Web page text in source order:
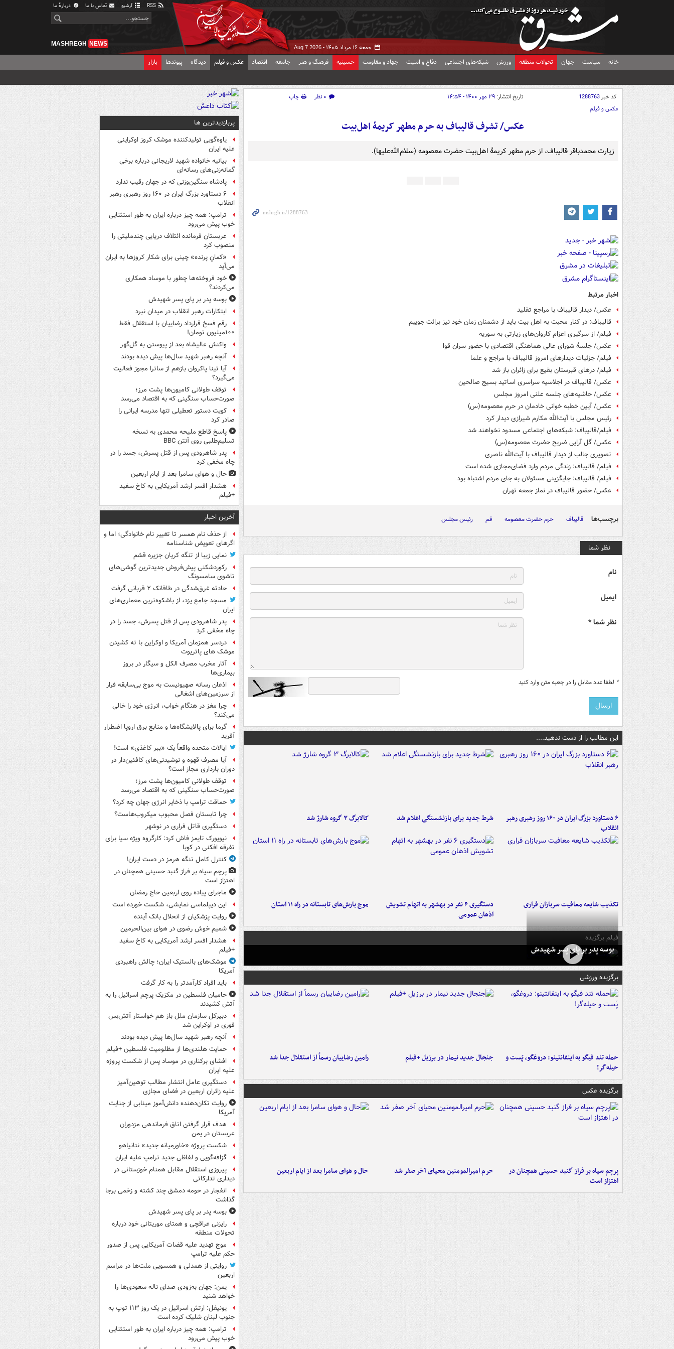
آرشیو تماس با ما دربارهٔ ما
جمعه ۱۶ مرداد ۱۴۰۵ - Aug 7 2026
MASHREGH NEWS
خانه سیاست جهان تحولات منطقه ورزش شبکه‌های اجتماعی دفاع و امنیت جهاد و مقاومت حسینیه فرهنگ و هنر جامعه اقتصاد عکس و فیلم دیدگاه پیوندها بازار
کد خبر1288763 تاریخ انتشار: ۲۹ مهر ۱۴۰۰ - ۱۴:۵۴ ۰ نظر
چاپ
عکس و فیلم
عکس/ تشرف قالیباف به حرم مطهر کریمۀ اهل‌بیت
زیارت محمدباقر قالیباف، از حرم مطهر کریمۀ اهل‌بیت حضرت معصومه (سلام‌الله‌علیها).
اخبار مرتبط
عکس/ دیدار قالیباف با مراجع تقلید
قالیباف: در کنار محبت به اهل بیت باید از دشمنان زمان خود نیز برائت جوییم
فیلم/ از سرگیری اعزام کاروان‌های زیارتی به سوریه
عکس/ جلسۀ شورای عالی هماهنگی اقتصادی با حضور سران قوا
فیلم/ جزئیات دیدارهای امروز قالیباف با مراجع و علما
فیلم/ درهای قبرستان بقیع برای زائران باز شد
عکس/ قالیباف در اجلاسیه سراسری اساتید بسیج صالحین
عکس/ حاشیه‌های جلسه علنی امروز مجلس
عکس/ آیین خطبه‌ خوانی خادمان در حرم معصومه(س)
رئیس مجلس با آیت‌الله مکارم شیرازی دیدار کرد
فیلم/قالیباف: شبکه‌های اجتماعی مسدود نخواهند شد
عکس/ گل آرایی ضریح حضرت معصومه(س)
تصویری جالب از دیدار قالیباف با آیت‌الله ناصری
فیلم/ قالیباف: زندگی مردم وارد فضای‌مجازی شده‌ است
فیلم/ قالیباف: جایگزینی مسئولان به جای مردم اشتباه بود
عکس/ حضور قالیباف در نماز جمعه تهران
برچسب‌ها قالیباف حرم حضرت معصومه قم رئیس مجلس
نظر شما
نام
ایمیل
نظر شما *
* لطفا عدد مقابل را در جعبه متن وارد کنید
این مطالب را از دست ندهید....
۶ دستاورد بزرگ ایران در ۱۶۰ روز رهبری رهبر
انقلاب
شرط جدید برای بازنشستگی اعلام شد کالابرگ ۳ گروه شارژ شد
تکذیب شایعه معافیت سربازان فراری
دستگیری ۶ نفر در بهشهر به اتهام تشویش
اذهان عمومی
موج بارش‌های تابستانه در راه ۱۱ استان
فیلم برگزیده
بوسه‌ پدر بر پای پسر شهیدش
برگزیده ورزشی
حمله تند فیگو به اینفانتینو: دروغگو، پَست‌ و
حیله‌گر!
جنجال جدید نیمار در برزیل +فیلم رامین رضاییان رسماً از استقلال جدا شد
برگزیده عکس
پرچم سیاه بر فراز گنبد حسینی همچنان در
اهتزاز است
حرم امیرالمومنین محیای آخر صفر شد حال و هوای سامرا بعد از ایام اربعین
پربازدیدترین ها
یاوه‌گویی تولیدکننده موشک کروز اوکراینی
علیه ایران
بیانیه خانواده شهید لاریجانی درباره برخی
گمانه‌زنی‌های رسانه‌ای
پادشاه سنگین‌وزنی که در جهان رقیب ندارد
۶ دستاورد بزرگ ایران در ۱۶۰ روز رهبری رهبر
انقلاب
ترامپ: همه چیز درباره ایران به طور استثنایی
خوب پیش می‌رود
عربستان فرمانده ائتلاف دریایی چندملیتی را
منصوب کرد
«کمانِ پرنده» چینی برای شکار کروزها به ایران
می‌آید
خود فروخته‌ها چطور با موساد همکاری
می‌کردند؟
بوسه‌ پدر بر پای پسر شهیدش
ابتکارات رهبر انقلاب در میدان نبرد
رقم فسخ قرارداد رضاییان با استقلال فقط
۱۰۰میلیون تومان!
واکنش عالیشاه بعد از پیوستن به گل‌گهر
آنچه رهبر شهید سال‌ها پیش دیده بودند
آیا تینا پاکروان بازهم از ساترا مجوز فعالیت
می‌گیرد؟
توقف طولانی کامیون‌ها پشت مرز؛
صورت‌حساب سنگینی که به اقتصاد می‌رسد
کویت دستور تعطیلی تنها مدرسه ایرانی را
صادر کرد
پاسخ قاطع ملیحه محمدی به نسخه
تسلیم‌طلبی روی آنتن BBC
پدر شاهرودی پس از قتل پسرش، جسد را در
چاه مخفی کرد
حال و هوای سامرا بعد از ایام اربعین
هشدار افسر ارشد آمریکایی به کاخ سفید
+فیلم
آخرین اخبار
از حذف نام همسر تا تغییر نام خانوادگی؛ اما و
اگرهای تعویض شناسنامه
نمایی زیبا از تنگه کریان جزیره قشم
رکوردشکنی پیش‌فروش جدیدترین گوشی‌های
تاشوی سامسونگ
حادثه غرق‌شدگی در طاقانک ۲ قربانی گرفت
مسجد جامع یزد، از باشکوه‌ترین معماری‌های
ایران
پدر شاهرودی پس از قتل پسرش، جسد را در
چاه مخفی کرد
دردسر همزمان آمریکا و اوکراین با ته کشیدن
موشک های پاتریوت
آثار مخرب مصرف الکل و سیگار در بروز
بیماری‌ها
اذعان رسانه صهیونیست به موج بی‌سابقه فرار
از سرزمین‌های اشغالی
چرا مغز در هنگام خواب، انرژی خود را خالی
می‌کند؟
گرما برای پالایشگاه‌ها و منابع برق اروپا اضطرار
آفرید
ایالات متحده واقعاً یک «ببر کاغذی» است!
آیا مصرف قهوه و نوشیدنی‌های کافئین‌دار در
دوران بارداری مجاز است؟
توقف طولانی کامیون‌ها پشت مرز؛
صورت‌حساب سنگینی که به اقتصاد می‌رسد
حماقت ترامپ با ذخایر انرژی جهان چه کرد؟
چرا تابستان فصل محبوب میکروب‌هاست؟
دستگیری قاتل فراری در نوشهر
نیویورک تایمز فاش کرد: کارگروه ویژه سیا برای
تفرقه افکنی در کوبا
کنترل کامل تنگه هرمز در دست ایران!
پرچم سیاه بر فراز گنبد حسینی همچنان در
اهتزاز است
ماجرای پیاده روی اربعین حاج رمضان
این دیپلماسی نمایشی، شکست خورده است
روایت پزشکیان از انحلال بانک آینده
شمیم خوش رضوی در هوای بین‌الحرمین
هشدار افسر ارشد آمریکایی به کاخ سفید
+فیلم
موشک‌های بالستیک ایران؛ چالش راهبردی
آمریکا
باید افراد کارآمدتر را به کار گرفت
حامیان فلسطین در مکزیک پرچم اسرائیل را به
آتش کشیدند
دبیرکل سازمان ملل باز هم خواستار آتش‌بس
فوری در اوکراین شد
آنچه رهبر شهید سال‌ها پیش دیده بودند
حمایت هلندی‌ها از مظلومیت فلسطین +فیلم
افشای برکناری در موساد پس از شکست پروژه
علیه ایران
دستگیری عامل انتشار مطالب توهین‌آمیز
علیه زائران اربعین در فضای مجازی
روایت تکان‌دهنده دانش‌آموز مینابی از جنایت
آمریکا
هدف قرار گرفتن اتاق‌ فرماندهی مزدوران
عربستان در یمن
شکست پروژه «خاورمیانه جدید» نتانیاهو
گزافه‌گویی و لفاظی جدید ترامپ علیه ایران
پیروزی استقلال مقابل همنام خوزستانی در
دیداری تدارکاتی
انفجار در حومه دمشق چند کشته و زخمی برجا
گذاشت
بوسه‌ پدر بر پای پسر شهیدش
رایزنی عراقچی و همتای موریتانی خود درباره
تحولات منطقه
موج تهدید علیه قضات آمریکایی پس از صدور
حکم علیه ترامپ
روایتی از همدلی و همسویی ملت‌ها در مراسم
اربعین
یمن: جهان به‌زودی صدای ناله سعودی‌ها را
خواهد شنید
یونیفل: ارتش اسرائیل در یک روز ۱۱۳ توپ به
جنوب لبنان شلیک کرده است
ترامپ: همه چیز درباره ایران به طور استثنایی
خوب پیش می‌رود